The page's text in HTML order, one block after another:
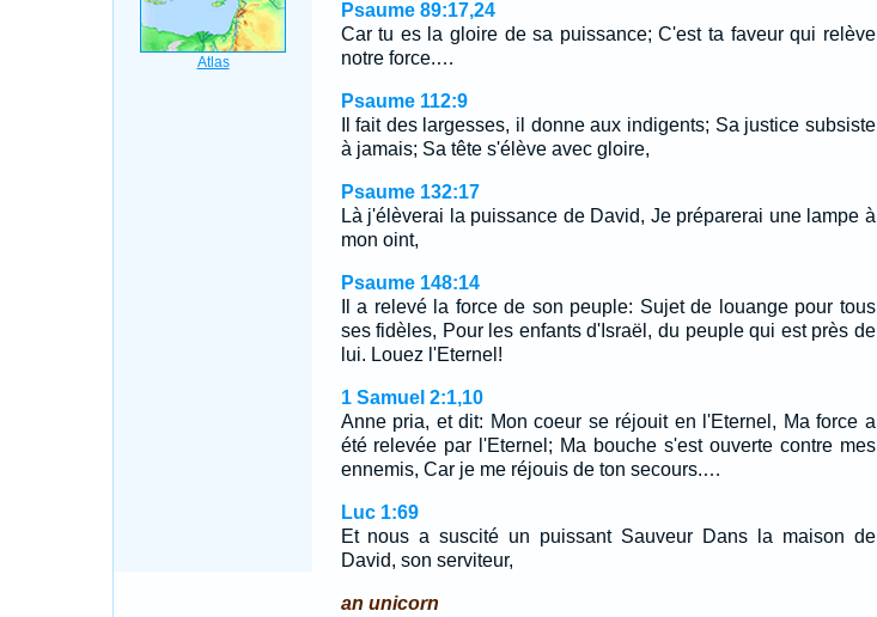
Psaume 89:17,24
Car tu es la gloire de sa puissance; C'est ta faveur qui relève
notre force.…
Psaume 112:9
Il fait des largesses, il donne aux indigents; Sa justice subsiste
à jamais; Sa tête s'élève avec gloire,
Psaume 132:17
Là j'élèverai la puissance de David, Je préparerai une lampe à
mon oint,
Psaume 148:14
Il a relevé la force de son peuple: Sujet de louange pour tous
ses fidèles, Pour les enfants d'Israël, du peuple qui est près de
lui. Louez l'Eternel!
1 Samuel 2:1,10
Anne pria, et dit: Mon coeur se réjouit en l'Eternel, Ma force a
été relevée par l'Eternel; Ma bouche s'est ouverte contre mes
ennemis, Car je me réjouis de ton secours.…
Luc 1:69
Et nous a suscité un puissant Sauveur Dans la maison de
David, son serviteur,
an unicorn